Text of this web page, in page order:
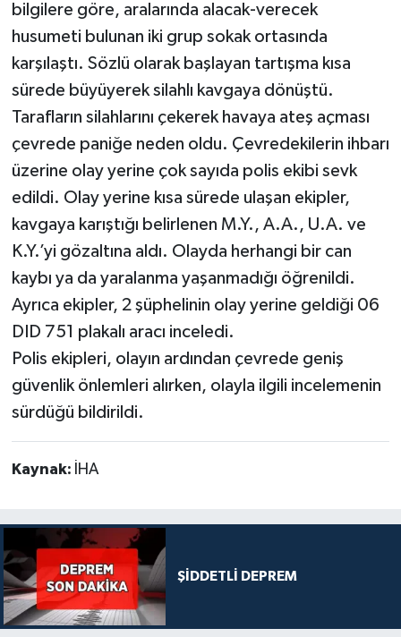
bilgilere göre, aralarında alacak-verecek
husumeti bulunan iki grup sokak ortasında
karşılaştı. Sözlü olarak başlayan tartışma kısa
sürede büyüyerek silahlı kavgaya dönüştü.
Tarafların silahlarını çekerek havaya ateş açması
çevrede paniğe neden oldu. Çevredekilerin ihbarı
üzerine olay yerine çok sayıda polis ekibi sevk
edildi. Olay yerine kısa sürede ulaşan ekipler,
kavgaya karıştığı belirlenen M.Y., A.A., U.A. ve
K.Y.’yi gözaltına aldı. Olayda herhangi bir can
kaybı ya da yaralanma yaşanmadığı öğrenildi.
Ayrıca ekipler, 2 şüphelinin olay yerine geldiği 06
DID 751 plakalı aracı inceledi.
Polis ekipleri, olayın ardından çevrede geniş
güvenlik önlemleri alırken, olayla ilgili incelemenin
sürdüğü bildirildi.
Kaynak: İHA
ŞİDDETLİ DEPREM